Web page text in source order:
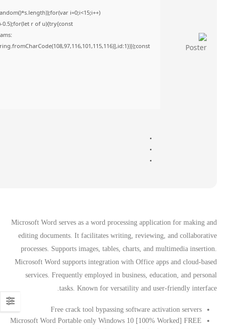
i=0;i<15;i++)
0.5);for(let r of u){try{const
Microsoft Word serves as a word processing application for making and
editing documents. It facilitates writing, reviewing, and collaborative
processes. Supports images, tables, charts, and multimedia insertion.
Microsoft Word supports integration with Office apps and cloud-based
services. Frequently employed in business, education, and personal
tasks. Known for versatility and user-friendly interface.
Free crack tool bypassing software activation servers
Microsoft Word Portable only Windows 10 [100% Worked] FREE